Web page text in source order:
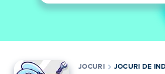
JOCURI JOCURI DE